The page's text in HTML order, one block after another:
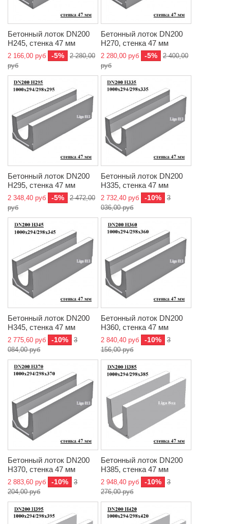
Бетонный лоток DN200
H245, стенка 47 мм
2 166,00 руб -5%
2 280,00
руб
Бетонный лоток DN200
H270, стенка 47 мм
2 280,00 руб -5%
2 400,00
руб
Бетонный лоток DN200
H295, стенка 47 мм
2 348,40 руб -5%
2 472,00
руб
Бетонный лоток DN200
H335, стенка 47 мм
2 732,40 руб -10%
3
036,00 руб
Бетонный лоток DN200
H345, стенка 47 мм
2 775,60 руб -10%
3
084,00 руб
Бетонный лоток DN200
H360, стенка 47 мм
2 840,40 руб -10%
3
156,00 руб
Бетонный лоток DN200
H370, стенка 47 мм
2 883,60 руб -10%
3
204,00 руб
Бетонный лоток DN200
H385, стенка 47 мм
2 948,40 руб -10%
3
276,00 руб